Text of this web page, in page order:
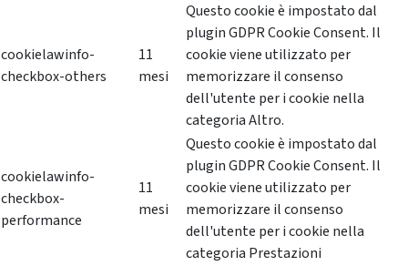
cookielawinfo-
checkbox-others
11
mesi
Questo cookie è impostato dal
plugin GDPR Cookie Consent. Il
cookie viene utilizzato per
memorizzare il consenso
dell'utente per i cookie nella
categoria Altro.
cookielawinfo-
checkbox-
performance
11
mesi
Questo cookie è impostato dal
plugin GDPR Cookie Consent. Il
cookie viene utilizzato per
memorizzare il consenso
dell'utente per i cookie nella
categoria Prestazioni